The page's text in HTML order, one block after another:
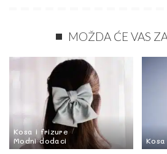
MOŽDA ĆE VAS
Kosa i frizure
Modni dodaci